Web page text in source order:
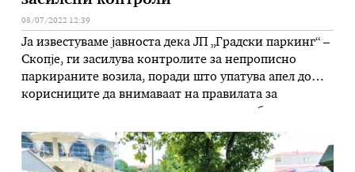
08/07/2022 12:39
Ја известуваме јавноста дека ЈП „Градски паркинг“ –
Скопје, ги засилува контролите за непрописно
паркираните возила, поради што упатува апел до
корисниците да внимаваат на правилата за
соочиле со несакани санкции т.е. поставување
блокатор на тркало или отстранување со пајак
службата. Имено, изминатата недела утврдени се …